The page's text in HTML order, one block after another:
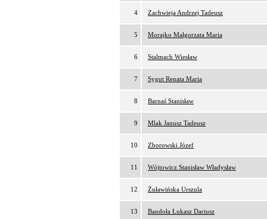
4 Zachwieja Andrzej Tadeusz
5 Morajko Małgorzata Maria
6 Stalmach Wiesław
7 Sygut Renata Maria
8 Barnaś Stanisław
9 Mlak Janusz Tadeusz
10 Zborowski Józef
11 Wójtowicz Stanisław Władysław
12 Żuławińska Urszula
13 Bandoła Łukasz Dariusz